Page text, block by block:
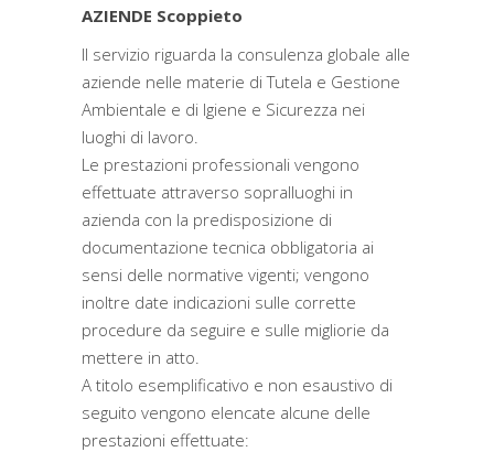
AZIENDE Scoppieto
Il servizio riguarda la consulenza globale alle
aziende nelle materie di Tutela e Gestione
Ambientale e di Igiene e Sicurezza nei
luoghi di lavoro.
Le prestazioni professionali vengono
effettuate attraverso sopralluoghi in
azienda con la predisposizione di
documentazione tecnica obbligatoria ai
sensi delle normative vigenti; vengono
inoltre date indicazioni sulle corrette
procedure da seguire e sulle migliorie da
mettere in atto.
A titolo esemplificativo e non esaustivo di
seguito vengono elencate alcune delle
prestazioni effettuate: